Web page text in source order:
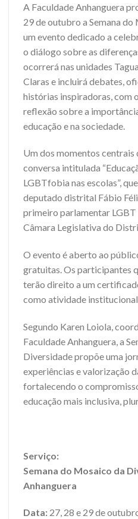
A Faculdade Anhanguera
29 de outubro a Semana
um evento dedicado a
o diálogo sobre as
ocorrerá nas unidades
Claras e incluirá debates,
histórias inspiradoras, com
reflexão sobre a
educação e na sociedade.
Um dos momentos centrais
conversa intitulada
LGBTfobia nas escolas”,
deputado distrital Fábio
primeiro parlamentar LGBT
Câmara Legislativa do
O evento é aberto ao
gratuitas. Os participantes
terão direito a um
como atividade
Segundo Karen Loiola,
Faculdade Anhanguera, a
Diversidade propõe uma
experiências e valorização
fortalecendo o
educação mais inclusiva,
Serviço:
Semana do Mosaico da
Anhanguera
Data: 27, 28 e 29 de